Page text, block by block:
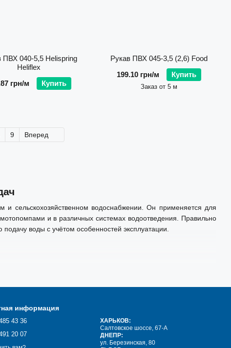
сельскохозяйственном водоснабжении. Он применяется для
и в различных системах водоотведения. Правильно
воды с учётом особенностей эксплуатации.
ПВХ 040-5,5 Helispring
Heliflex
грн/м
Купить
Рукав ПВХ 045-3,5 (2,6) Food
199.10 грн/м
Купить
Заказ от 5 м
9 Вперед
информация
43 36
20 07
ХАРЬКОВ:
Салтовское шоссе, 67-А
ДНЕПР:
ул. Березинская, 80